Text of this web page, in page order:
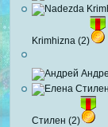
Krimhizna (2)
Стилен (2)